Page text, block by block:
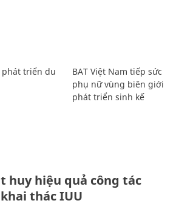
triển du
BAT Việt Nam tiếp sức
phụ nữ vùng biên giới
phát triển sinh kế
huy hiệu quả công tác
thác IUU